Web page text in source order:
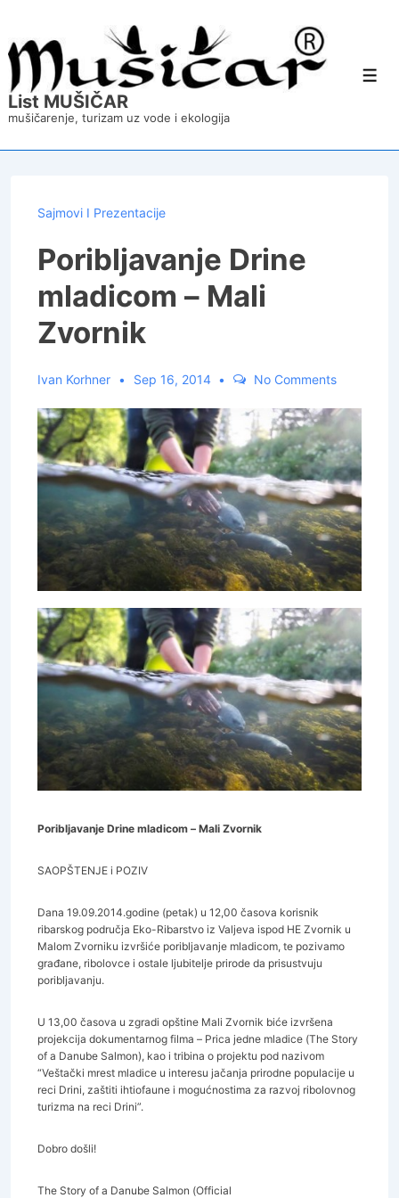
Main
Content
List MUŠIČAR
mušičarenje, turizam uz vode i ekologija
Sajmovi I Prezentacije
Poribljavanje Drine
mladicom – Mali
Zvornik
Ivan Korhner Sep 16, 2014 No Comments
Poribljavanje Drine mladicom – Mali Zvornik
SAOPŠTENJE i POZIV
Dana 19.09.2014.godine (petak) u 12,00 časova korisnik
ribarskog područja Eko-Ribarstvo iz Valjeva ispod HE Zvornik u
Malom Zvorniku izvršiće poribljavanje mladicom, te pozivamo
građane, ribolovce i ostale ljubitelje prirode da prisustvuju
poribljavanju.
U 13,00 časova u zgradi opštine Mali Zvornik biće izvršena
projekcija dokumentarnog filma – Prica jedne mladice (The Story
of a Danube Salmon), kao i tribina o projektu pod nazivom
“Veštački mrest mladice u interesu jačanja prirodne populacije u
reci Drini, zaštiti ihtiofaune i mogućnostima za razvoj ribolovnog
turizma na reci Drini”.
Dobro došli!
The Story of a Danube Salmon (Official